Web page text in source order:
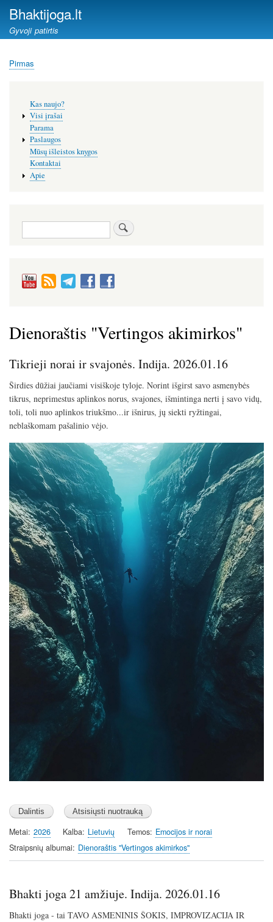
Bhaktijoga.lt
Gyvoji patirtis
Kelias
Pirmas
Dienoraštis "Vertingos akimirkos"
Tikrieji norai ir svajonės. Indija. 2026.01.16
Širdies dūžiai jaučiami visiškoje tyloje. Norint išgirst savo asmenybės
tikrus, neprimestus aplinkos norus, svajones, išmintinga nerti į savo vidų,
toli, toli nuo aplinkos triukšmo...ir išnirus, jų siekti ryžtingai,
neblaškomam pašalinio vėjo.
Image
Metai 2026 Kalba Lietuvių Temos Emocijos ir norai
Straipsnių albumai
Dienoraštis "Vertingos akimirkos"
Bhakti joga 21 amžiuje. Indija. 2026.01.16
Bhakti joga - tai TAVO ASMENINIS ŠOKIS, IMPROVIZACIJA IR
meniu
Kas naujo?
Visi įrašai
Parama
Paslaugos
Mūsų išleistos knygos
Kontaktai
Apie
Paieška